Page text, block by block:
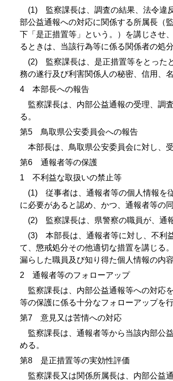
(1) 監察課長は、調査の結果、法令違
部公益通報への対応に関係する所属長（
下「是正措置等」という。）を講じさせ
るときは、当該行為等に係る関係者の処分
(2) 監察課長は、是正措置等をとった
務の遂行及び利害関係人の秘密、信用、
4 本部長への報告
監察課長は、内部公益通報の受理、調
る。
第5 鳥取県公安委員会への報告
本部長は、鳥取県公安委員会に対し、
第6 通報者等の保護
1 不利益な取扱いの禁止等
(1) 従事者は、通報者等の個人情報を
に必要があると認め、かつ、通報者等の
(2) 監察課長は、県警察の職員が、通
(3) 本部長は、通報者等に対し、不利
て、懲戒処分その他適切な措置を講じる
漏らした職員及び知り得た個人情報の内
2 通報者等のフォローアップ
監察課長は、内部公益通報等への対応
等の保護に係る十分なフォローアップを
第7 意見又は苦情への対応
監察課長は、通報者等から当該内部公
める。
第8 是正措置等の実効性評価
監察課長又は関係所属長は、内部公益